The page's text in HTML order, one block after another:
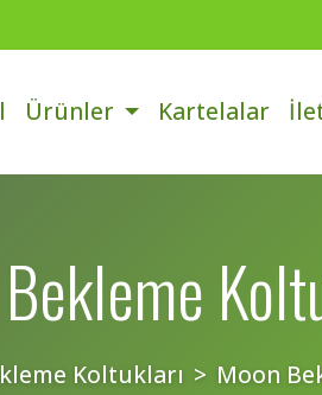
Ürünler Kartelalar
Koltukları Moon